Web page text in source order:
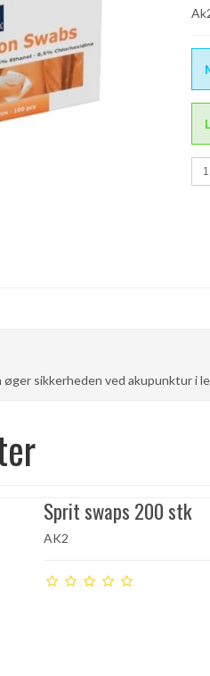
øger sikkerheden ved akupunktur
Sprit swaps 200 stk
AK2